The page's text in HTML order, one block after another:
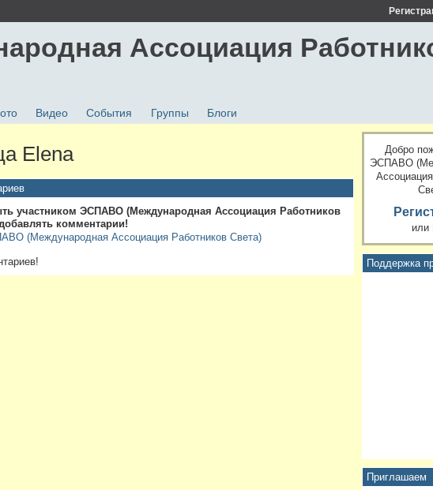
Ассоциация
Видео События Группы Блоги
Elena
участником ЭСПАВО (Международная Ассоциация Работников
комментарии!
(Международная Ассоциация Работников Света)
Добро
ЭСПАВО
или
Поддержка
Приглашаем